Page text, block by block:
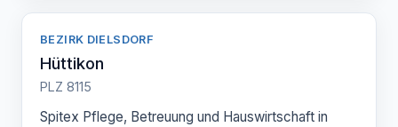
BEZIRK DIELSDORF
Hüttikon
PLZ 8115
Spitex Pflege, Betreuung und Hauswirtschaft in